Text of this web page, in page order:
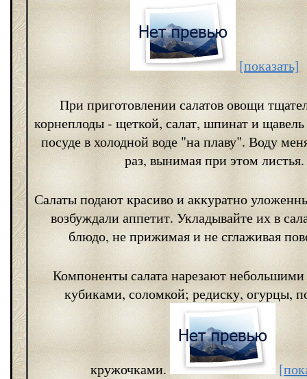
[показать]
При приготовлении салатов овощи
корнеплоды - щеткой, салат, шпинат и
посуде в холодной воде "на плаву". Воду
раз, вынимая при этом листья.
Салаты подают красиво и аккуратно
возбуждали аппетит. Укладывайте их в
блюдо, не прижимая и не сглаживая
Компоненты салата нарезают
кубиками, соломкой; редиску, огурцы,
кружочками.